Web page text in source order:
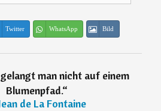
Twitter WhatsApp Bild
man nicht auf einem
Blumenpfad.“
de La Fontaine